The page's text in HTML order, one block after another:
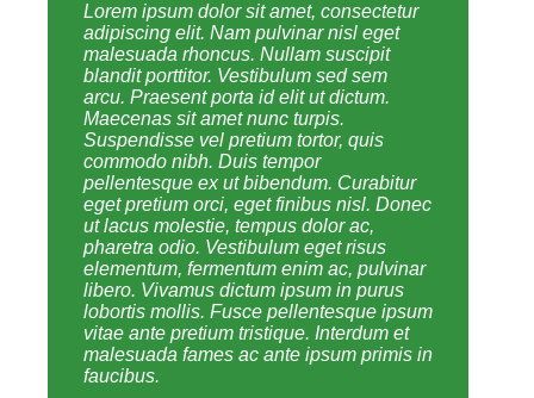
Lorem ipsum dolor sit amet, consectetur
adipiscing elit. Nam pulvinar nisl eget
malesuada rhoncus. Nullam suscipit
blandit porttitor. Vestibulum sed sem
arcu. Praesent porta id elit ut dictum.
Maecenas sit amet nunc turpis.
Suspendisse vel pretium tortor, quis
commodo nibh. Duis tempor
pellentesque ex ut bibendum. Curabitur
eget pretium orci, eget finibus nisl. Donec
ut lacus molestie, tempus dolor ac,
pharetra odio. Vestibulum eget risus
elementum, fermentum enim ac, pulvinar
libero. Vivamus dictum ipsum in purus
lobortis mollis. Fusce pellentesque ipsum
vitae ante pretium tristique. Interdum et
malesuada fames ac ante ipsum primis in
faucibus.